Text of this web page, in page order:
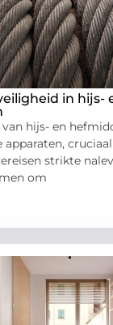
in hijs-
hijs- en
apparaten,
strikte
om